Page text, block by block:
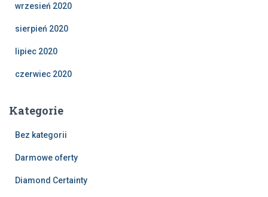
wrzesień 2020
sierpień 2020
lipiec 2020
czerwiec 2020
Kategorie
Bez kategorii
Darmowe oferty
Diamond Certainty